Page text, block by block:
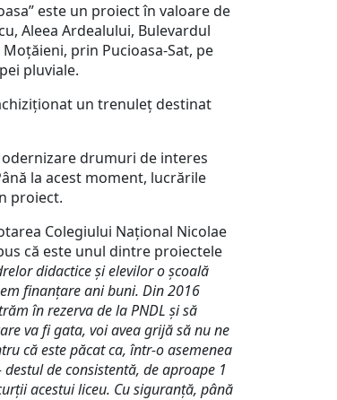
este un proiect în valoare de
Aleea Ardealului, Bulevardul
prin Pucioasa-Sat, pe
pluviale.
un trenuleț destinat
drumuri de interes
la acest moment, lucrările
proiect.
Colegiului Național Nicolae
că este unul dintre proiectele
didactice și elevilor o școală
finanțare ani buni. Din 2016
în rezerva de la PNDL și să
va fi gata, voi avea grijă să nu ne
că este păcat ca, într-o asemenea
de consistentă, de aproape 1
acestui liceu. Cu siguranță, până